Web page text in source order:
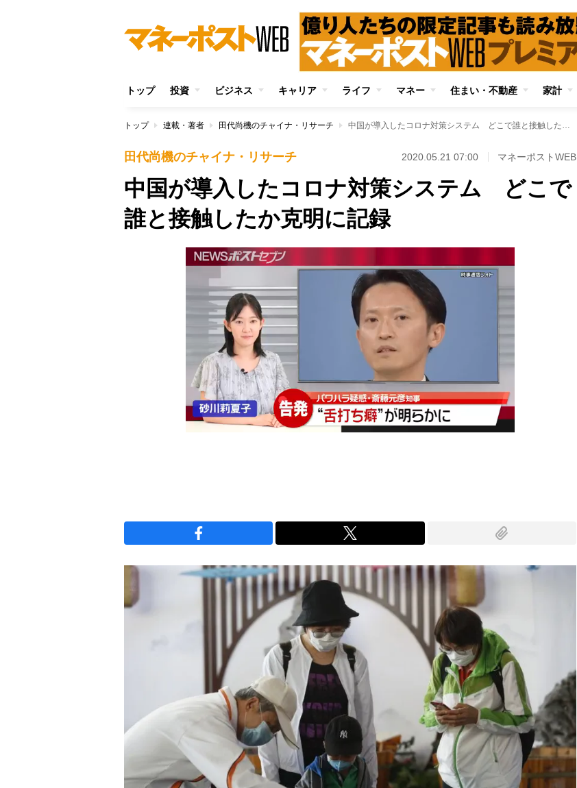
トップ 投資 ビジネス キャリア ライフ マネー 住まい・不動産 家計
トップ 連載・著者 田代尚機のチャイナ・リサーチ 中国が導入したコロナ対策システム どこで誰と接触したか克明に記録
田代尚機のチャイナ・リサーチ 2020.05.21 07:00 マネーポストWEB
中国が導入したコロナ対策システム どこで
誰と接触したか克明に記録